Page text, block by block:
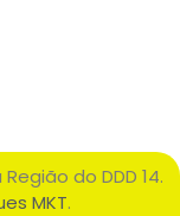
do DDD 14.
MKT.